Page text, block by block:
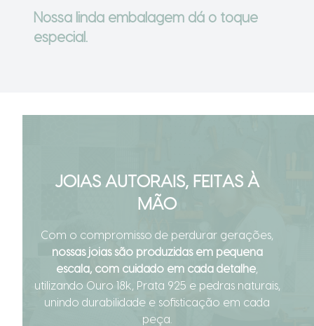
Nossa linda embalagem dá o toque
especial.
JOIAS AUTORAIS, FEITAS À
MÃO
Com o compromisso de perdurar gerações,
nossas joias são produzidas em pequena
escala, com cuidado em cada detalhe
utilizando Ouro 18k, Prata 925 e pedras naturais,
unindo durabilidade e sofisticação em cada
peça.